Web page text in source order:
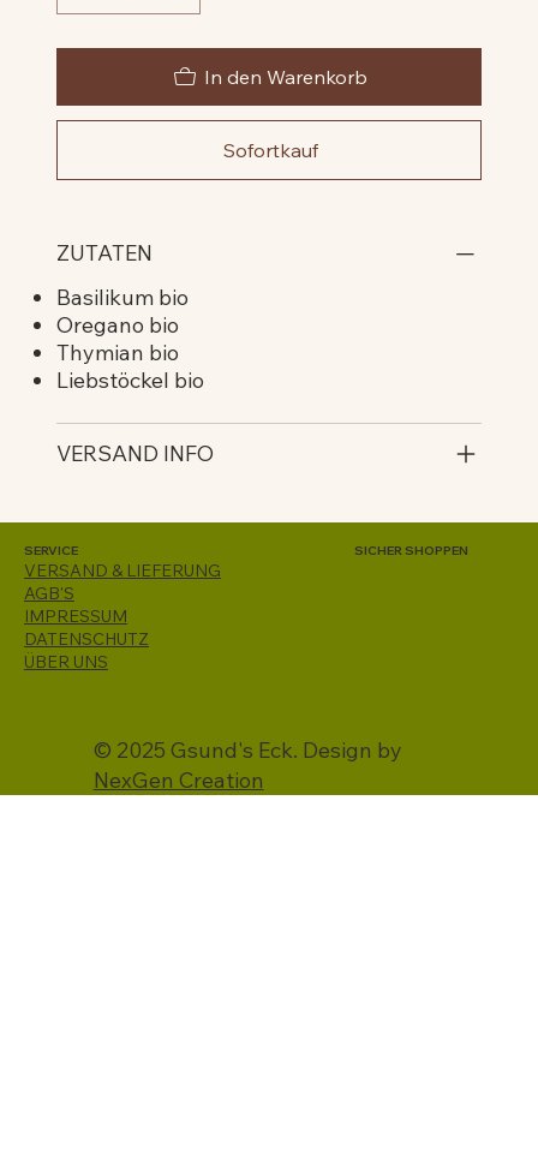
In den Warenkorb
Sofortkauf
ZUTATEN
Basilikum bio
Oregano bio
Thymian bio
Liebstöckel bio
VERSAND INFO
SERVICE
VERSAND & LIEFERUNG
AGB'S
IMPRESSUM
DATENSCHUTZ
ÜBER UNS
© 2025 Gsund's Eck. Design by
NexGen Creation
SICHER SHOPPEN